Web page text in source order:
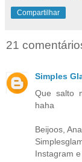
Compartilhar
21
Simples
Que salto
haha
Beijoos,
Instagram